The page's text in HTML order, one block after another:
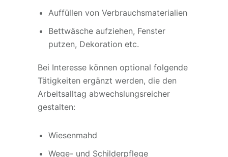
Auffüllen von Verbrauchsmaterialien
Bettwäsche aufziehen, Fenster
putzen, Dekoration etc.
Bei Interesse können optional folgende
Tätigkeiten ergänzt werden, die den
Arbeitsalltag abwechslungsreicher
gestalten:
Wiesenmahd
Wege- und Schilderpflege